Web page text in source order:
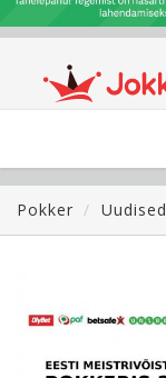
Pokker
Uudised